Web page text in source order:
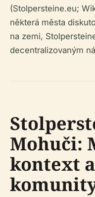
(Stolpersteine.eu;
některá města
na zemi,
decentralizovaným
Mohuči:
kontext